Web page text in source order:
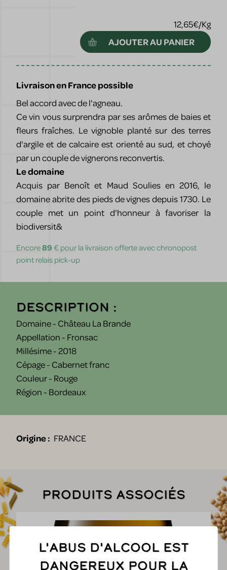
12,65€/Kg
AJOUTER AU PANIER
Livraison en France possible
Bel accord avec de l'agneau.
Ce vin vous surprendra par ses arômes de baies et
fleurs fraîches. Le vignoble planté sur des terres
d'argile et de calcaire est orienté au sud, et choyé
par un couple de vignerons reconvertis.
Le domaine
Acquis par Benoît et Maud Soulies en 2016, le
domaine abrite des pieds de vignes depuis 1730. Le
couple met un point d'honneur à favoriser la
biodiversit&
Encore89 € pour la livraison offerte avec chronopost
point relais pick-up
Description :
Domaine - Château La Brande
Appellation - Fronsac
Millésime - 2018
Cépage - Cabernet franc
Couleur - Rouge
Région - Bordeaux
Origine : FRANCE
Produits associés
L'abus d'alcool est
dangereux pour la